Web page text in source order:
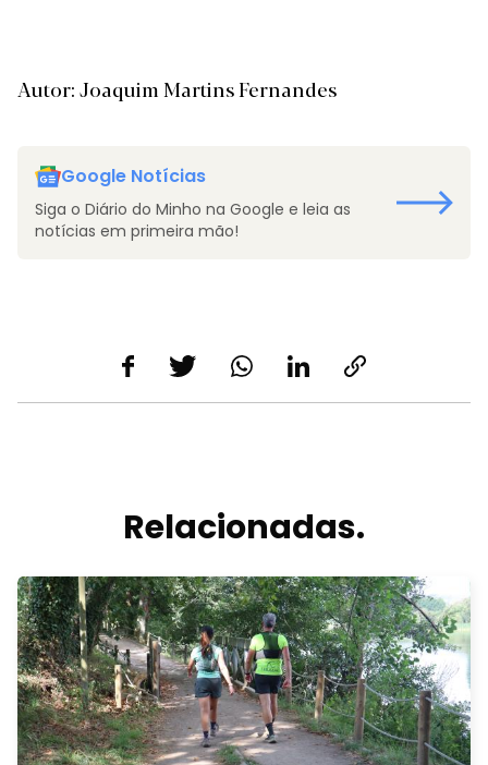
Autor: Joaquim Martins Fernandes
Google Notícias
Siga o Diário do Minho na Google e leia as
notícias em primeira mão!
Relacionadas.